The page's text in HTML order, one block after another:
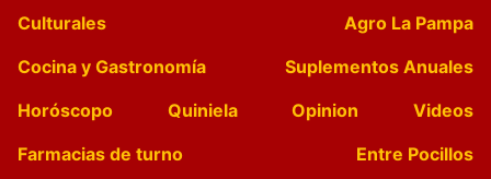
Culturales
Agro La Pampa
Cocina y Gastronomía
Suplementos Anuales
Horóscopo
Quiniela Opinion
Videos
Farmacias de turno
Entre Pocillos